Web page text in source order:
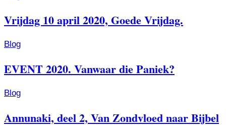
Vrijdag 10 april 2020, Goede Vrijdag.
Blog
EVENT 2020. Vanwaar die Paniek?
Blog
Annunaki, deel 2, Van Zondvloed naar Bijbel